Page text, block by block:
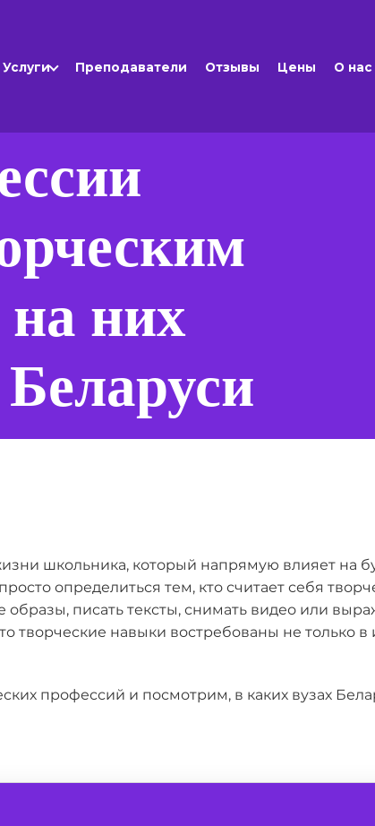
Услуги Преподаватели Отзывы Цены О нас
них
школьника, который напрямую влияет на
определиться тем, кто считает себя
писать тексты, снимать видео или
творческие навыки востребованы не только в
профессий и посмотрим, в каких вузах